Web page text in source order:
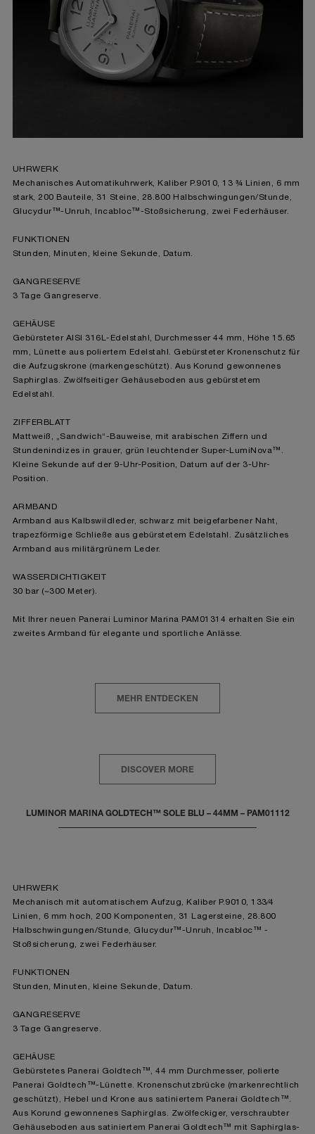
UHRWERK
Mechanisches Automatikuhrwerk, Kaliber P.9010, 13 ¾ Linien, 6 mm
stark, 200 Bauteile, 31 Steine, 28.800 Halbschwingungen/Stunde,
Glucydur™-Unruh, Incabloc™-Stoßsicherung, zwei Federhäuser.
FUNKTIONEN
Stunden, Minuten, kleine Sekunde, Datum.
GANGRESERVE
3 Tage Gangreserve.
GEHÄUSE
Gebürsteter AISI 316L-Edelstahl, Durchmesser 44 mm, Höhe 15.65
mm, Lünette aus poliertem Edelstahl. Gebürsteter Kronenschutz für
die Aufzugskrone (markengeschützt). Aus Korund gewonnenes
Saphirglas. Zwölfseitiger Gehäuseboden aus gebürstetem
Edelstahl.
ZIFFERBLATT
Mattweiß, „Sandwich“-Bauweise, mit arabischen Ziffern und
Stundenindizes in grauer, grün leuchtender Super-LumiNova™.
Kleine Sekunde auf der 9-Uhr-Position, Datum auf der 3-Uhr-
Position.
ARMBAND
Armband aus Kalbswildleder, schwarz mit beigefarbener Naht,
trapezförmige Schließe aus gebürstetem Edelstahl. Zusätzliches
Armband aus militärgrünem Leder.
WASSERDICHTIGKEIT
30 bar (~300 Meter).
Mit Ihrer neuen Panerai Luminor Marina PAM01314 erhalten Sie ein
zweites Armband für elegante und sportliche Anlässe.
MEHR ENTDECKEN
DISCOVER MORE
LUMINOR MARINA GOLDTECH™ SOLE BLU – 44MM – PAM01112
UHRWERK
Mechanisch mit automatischem Aufzug, Kaliber P.9010, 133⁄4
Linien, 6 mm hoch, 200 Komponenten, 31 Lagersteine, 28.800
Halbschwingungen/Stunde, Glucydur™-Unruh, Incabloc™ -
Stoßsicherung, zwei Federhäuser.
FUNKTIONEN
Stunden, Minuten, kleine Sekunde, Datum.
GANGRESERVE
3 Tage Gangreserve.
GEHÄUSE
Gebürstetes Panerai Goldtech™, 44 mm Durchmesser, polierte
Panerai Goldtech™-Lünette. Kronenschutzbrücke (markenrechtlich
geschützt), Hebel und Krone aus satiniertem Panerai Goldtech™.
Aus Korund gewonnenes Saphirglas. Zwölfeckiger, verschraubter
Gehäuseboden aus satiniertem Panerai Goldtech™ mit Saphirglas-
Einverständnis für die Verwendung der oben
erwähnten Cookies zu geben.
Klicken Sie auf „Nur technische cookies
akzeptieren“, um Ihr Einverständnis zu
geben, dass nur technische Cookies
verwendet werden dürfen.